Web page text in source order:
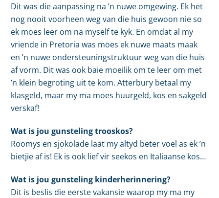
Dit was die aanpassing na ’n nuwe omgewing. Ek het
nog nooit voorheen weg van die huis gewoon nie so
ek moes leer om na myself te kyk. En omdat al my
vriende in Pretoria was moes ek nuwe maats maak
en ’n nuwe ondersteuningstruktuur weg van die huis
af vorm. Dit was ook baie moeilik om te leer om met
’n klein begroting uit te kom. Atterbury betaal my
klasgeld, maar my ma moes huurgeld, kos en sakgeld
verskaf!
Wat is jou gunsteling trooskos?
Roomys en sjokolade laat my altyd beter voel as ek ’n
bietjie af is! Ek is ook lief vir seekos en Italiaanse kos…
Wat is jou gunsteling kinderherinnering?
Dit is beslis die eerste vakansie waarop my ma my